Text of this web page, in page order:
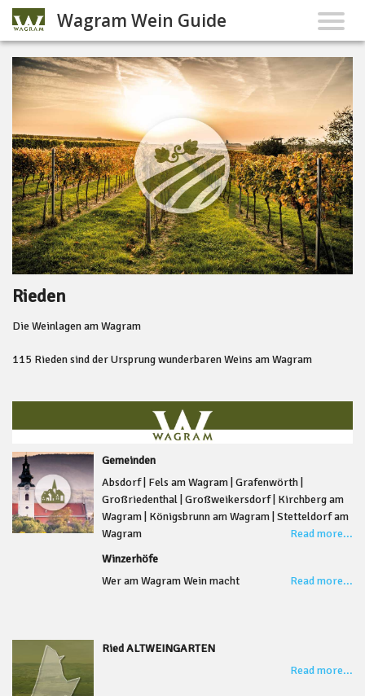
Rieden
Die Weinlagen am Wagram
115 Rieden sind der Ursprung wunderbaren Weins am Wagram
Gemeinden
Absdorf | Fels am Wagram | Grafenwörth |
Großriedenthal | Großweikersdorf | Kirchberg am
Wagram | Königsbrunn am Wagram | Stetteldorf am
Wagram
Read more...
Winzerhöfe
Wer am Wagram Wein macht
Read more...
Ried ALTWEINGARTEN
Read more...
Wagram Wein Guide